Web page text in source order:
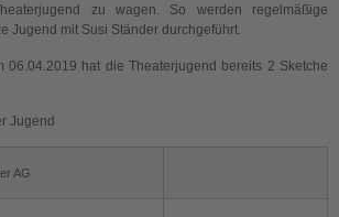
zu wagen. So werden regelmäßige
Jugend mit Susi Ständer durchgeführt.
06.04.2019 hat die Theaterjugend bereits 2 Sketche
Jugend
AG